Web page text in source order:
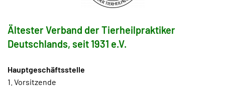
Ältester Verband der Tierheilpraktiker
Deutschlands, seit 1931 e.V.
Hauptgeschäftsstelle
1. Vorsitzende